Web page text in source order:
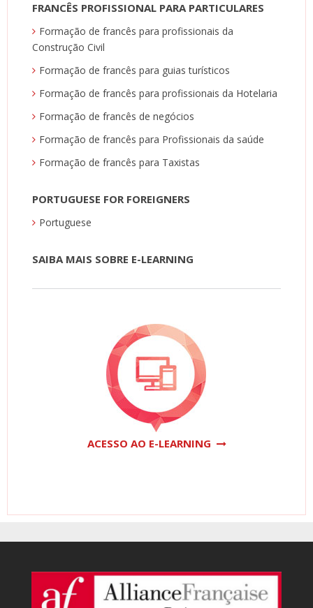
FRANCÊS PROFISSIONAL PARA PARTICULARES
Formação de francês para profissionais da
Construção Civil
Formação de francês para guias turísticos
Formação de francês para profissionais da Hotelaria
Formação de francês de negócios
Formação de francês para Profissionais da saúde
Formação de francês para Taxistas
PORTUGUESE FOR FOREIGNERS
Portuguese
SAIBA MAIS SOBRE E-LEARNING
ACESSO AO E-LEARNING